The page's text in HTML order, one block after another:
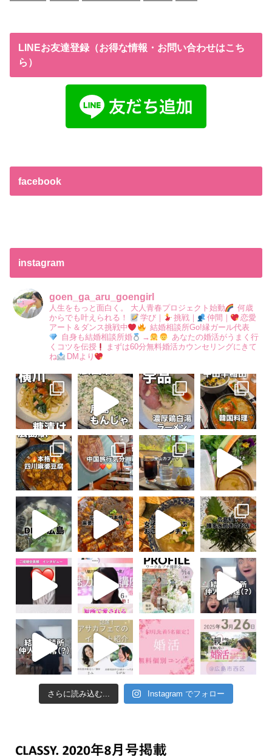
LINEお友達登録（お得な情報・お問い合わせはこち
ら）
facebook
instagram
goen_ga_aru_goengirl
人生をもっと面白く。 大人青春プロジェクト始動
何歳
からでも叶えられる！
学び｜ 挑戦｜ 仲間｜
恋愛
アート＆ダンス挑戦中
結婚相談所Go!縁ガール代表
自身も結婚相談所婚
→
あなたの婚活がうまく行
くコツを伝授
まずは60分無料婚活カウンセリングにきて
ね
DMより
さらに読み込む... Instagram でフォロー